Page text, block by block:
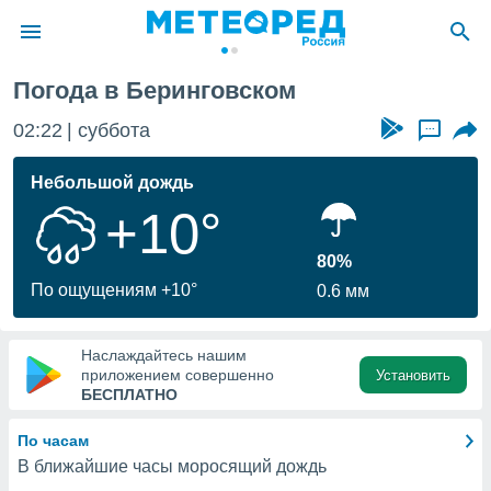
о
Вы можете
к этому
доступ
Погода в Беринговском
02:22 суббота ...
Небольшой дождь
+10°
По ощущениям +10°
80%
0.6 мм
Наслаждайтесь нашим
приложением совершенно
БЕСПЛАТНО
Установить
По часам
В ближайшие часы моросящий дождь